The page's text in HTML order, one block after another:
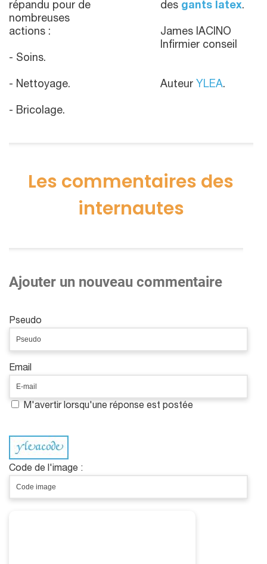
répandu pour de
nombreuses
actions :
- Soins.
- Nettoyage.
- Bricolage.
des gants latex.
James IACINO
Infirmier conseil
Auteur YLEA.
Les commentaires des
internautes
Ajouter un nouveau commentaire
Pseudo
Email
M'avertir lorsqu'une réponse est postée
Code de l'image :